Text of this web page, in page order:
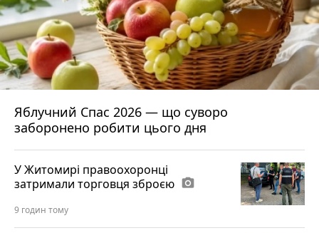
Яблучний Спас 2026 — що суворо
заборонено робити цього дня
У Житомирі правоохоронці
затримали торговця зброєю photo_camera
9 годин тому